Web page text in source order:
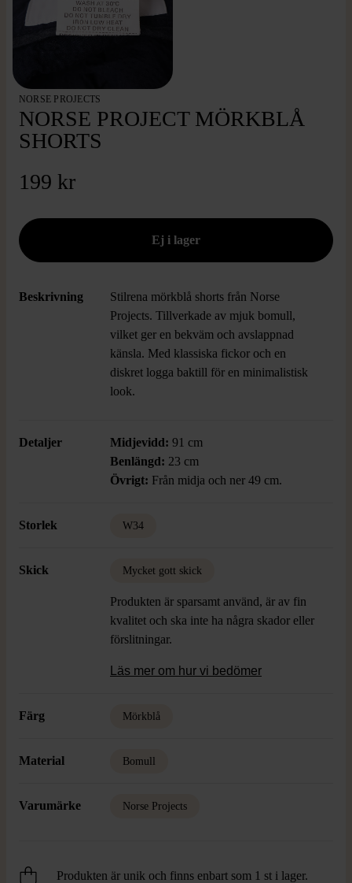
NORSE PROJECTS
NORSE PROJECT MÖRKBLÅ
SHORTS
199 kr
Beskrivning
Stilrena mörkblå shorts från Norse
Projects. Tillverkade av mjuk bomull,
vilket ger en bekväm och avslappnad
känsla. Med klassiska fickor och en
diskret logga baktill för en minimalistisk
look.
Detaljer Midjevidd: 91 cm
Benlängd: 23 cm
Övrigt: Från midja och ner 49 cm.
Storlek W34
Skick Mycket gott skick
Produkten är sparsamt använd, är av fin
kvalitet och ska inte ha några skador eller
förslitningar.
Läs mer om hur vi bedömer
Färg Mörkblå
Material Bomull
Varumärke Norse Projects
Produkten är unik och finns enbart som 1 st i lager.